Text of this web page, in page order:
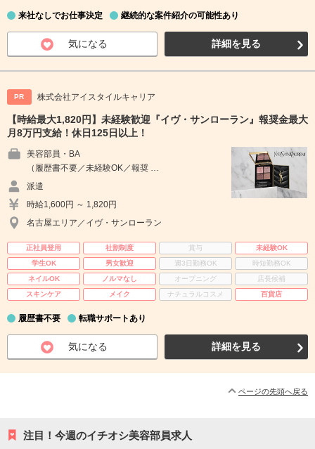
来社なしでお仕事決定 継続的な案件紹介の可能性あり
気になる 詳細を見る
PR 株式会社アイスタイルキャリア
【時給最大1,820円】未経験歓迎『イヴ・サンローラン』報奨金最大
月8万円支給！休日125日以上！
美容部員・BA
（履歴書不要／未経験OK／報奨 …
派遣
時給1,600円 ～ 1,820円
名古屋エリア／イヴ・サンローラン
正社員登用 社割制度 賞与
未経験OK
学生OK
男女歓迎 週3日勤務OK
時短勤務OK
ネイルOK
ノルマなし オープニング
店長候補
スキンケア
メイク ナチュラルコスメ 百貨店
履歴書不要 転職サポートあり
気になる 詳細を見る
ページの先頭へ戻る
注目！今週のイチオシ美容部員求人